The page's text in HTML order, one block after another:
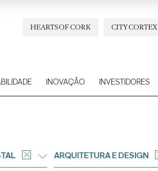
CITY CORTEX
HEARTS OF CORK
INOVAÇÃO INVESTIDORES
ARQUITETURA E DESIGN